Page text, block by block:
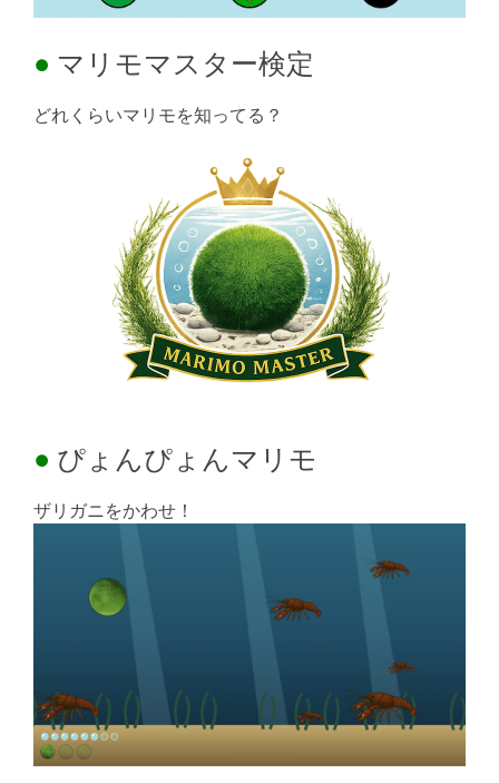
マリモマスター検定
どれくらいマリモを知ってる？
ぴょんぴょんマリモ
ザリガニをかわせ！